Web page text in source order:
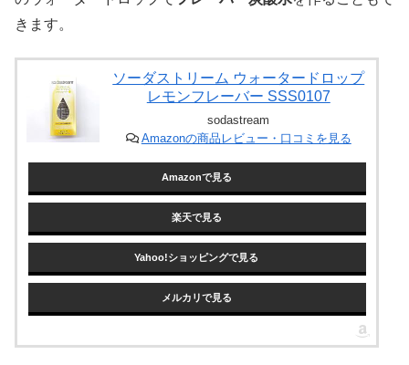
きます。
ソーダストリーム ウォータードロップ
レモンフレーバー SSS0107
sodastream
Amazonの商品レビュー・口コミを見る
Amazonで見る
楽天で見る
Yahoo!ショッピングで見る
メルカリで見る